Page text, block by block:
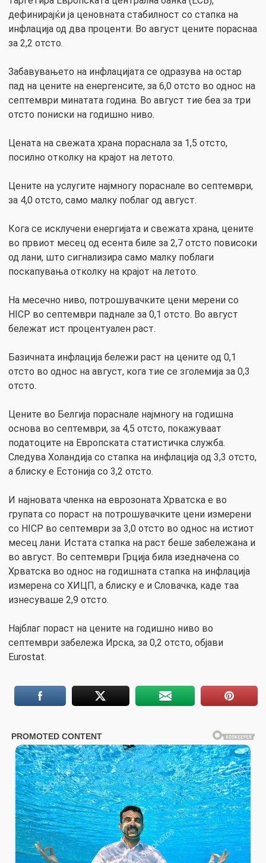
дефинирајќи ја ценовната стабилност со стапка на
инфлација од два проценти. Во август цените пораснаа
за 2,2 отсто.
Забавувањето на инфлацијата се одразува на остар
пад на цените на енергенсите, за 6,0 отсто во однос на
септември минатата година. Во август тие беа за три
отсто пониски на годишно ниво.
Цената на свежата храна пораснала за 1,5 отсто,
посилно отколку на крајот на летото.
Цените на услугите најмногу пораснале во септември,
за 4,0 отсто, само малку поблаг од август.
Кога се исклучени енергијата и свежата храна, цените
во првиот месец од есента биле за 2,7 отсто повисоки
од лани, што сигнализира само малку поблаги
поскапувања отколку на крајот на летото.
На месечно ниво, потрошувачките цени мерени со
HICP во септември паднале за 0,1 отсто. Во август
бележат ист процентуален раст.
Базичната инфлација бележи раст на цените од 0,1
отсто во однос на август, кога тие се зголемија за 0,3
отсто.
Цените во Белгија пораснале најмногу на годишна
основа во септември, за 4,5 отсто, покажуваат
податоците на Европската статистичка служба.
Следува Холандија со стапка на инфлација од 3,3 отсто,
а блиску е Естонија со 3,2 отсто.
И најновата членка на еврозоната Хрватска е во
групата со пораст на потрошувачките цени измерени
со HICP во септември за 3,0 отсто во однос на истиот
месец лани. Истата стапка на раст беше забележана и
во август. Во септември Грција била изедначена со
Хрватска во однос на годишната стапка на инфлација
измерена со ХИЦП, а блиску е и Словачка, каде таа
изнесуваше 2,9 отсто.
Најблаг пораст на цените на годишно ниво во
септември забележа Ирска, за 0,2 отсто, објави
Eurostat.